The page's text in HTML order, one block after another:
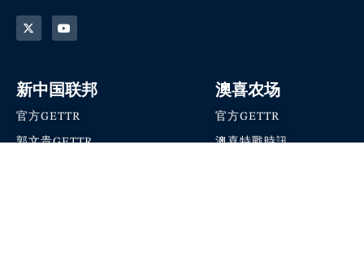
新中国联邦
官方GETTR
郭文贵GETTR
澳喜农场
官方GETTR
澳喜特戰時訊